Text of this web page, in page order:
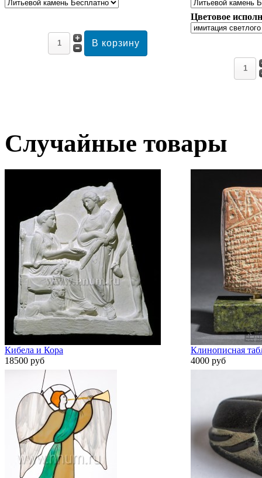
Цветовое
Случайные товары
Кибела и Кора
18500 руб
Клинописная
4000 руб